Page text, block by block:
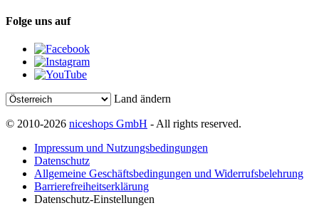
Folge uns auf
Land ändern
© 2010-2026 niceshops GmbH - All rights reserved.
Impressum und Nutzungsbedingungen
Datenschutz
Allgemeine Geschäftsbedingungen und Widerrufsbelehrung
Barrierefreiheitserklärung
Datenschutz-Einstellungen